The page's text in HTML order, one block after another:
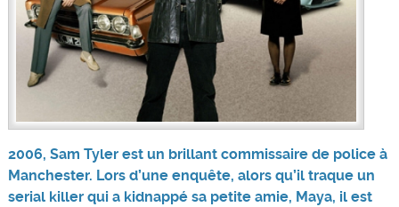
2006, Sam Tyler est un brillant commissaire de police à
Manchester. Lors d’une enquête, alors qu’il traque un
serial killer qui a kidnappé sa petite amie, Maya, il est